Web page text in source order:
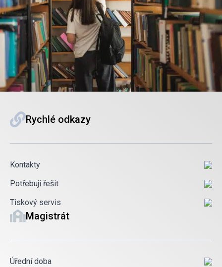
Rychlé odkazy
Kontakty
Potřebuji řešit
Tiskový servis
Magistrát
Úřední doba